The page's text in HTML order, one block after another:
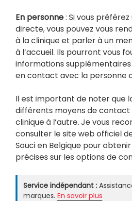
En personne: Si vous
directe, vous pouvez vous
à la clinique et parler à un
à l’accueil. Ils pourront vous
informations
en contact avec la personne
Il est important de noter que
différents moyens de contact
clinique à l’autre. Je vous
consulter le site web officiel
Souci en Belgique pour
précises sur les options de
Service indépendant :
marques. En savoir plus